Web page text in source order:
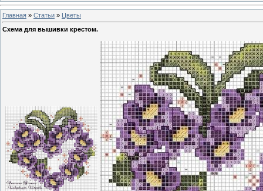
Главная » Статьи » Цветы
Схема для вышивки крестом.